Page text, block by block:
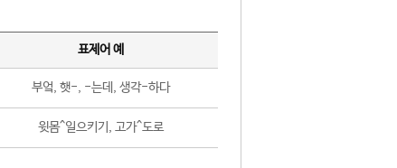
표제어 예
부엌, 햇-, -는데, 생각-하다
윗몸^일으키기, 고가^도로